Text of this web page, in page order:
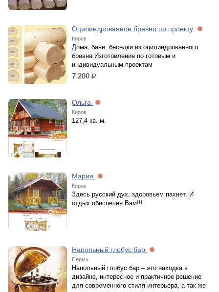
Оцилиндрованное бревно по проекту
Киров
Дома, бани, беседки из оцилиндрованного
бревна Изготовление по готовым и
индивидуальным проектам
7 200 р.
Ольга
Киров
127,4 кв. м.
Мария
Киров
Здесь русский дух, здоровьем пахнет. И
отдых обеспечен Вам!!!
Напольный глобус бар
Пермь
Напольный глобус бар – это находка в
дизайне, интересное и практичное решение
для современного стиля интерьера, а так же